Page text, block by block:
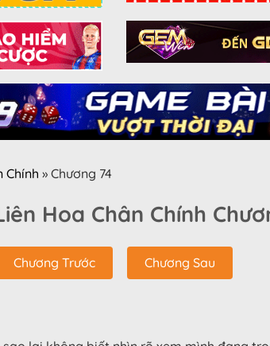
Chính » Chương 74
Hoa Chân Chính
Chương Trước Chương Sau